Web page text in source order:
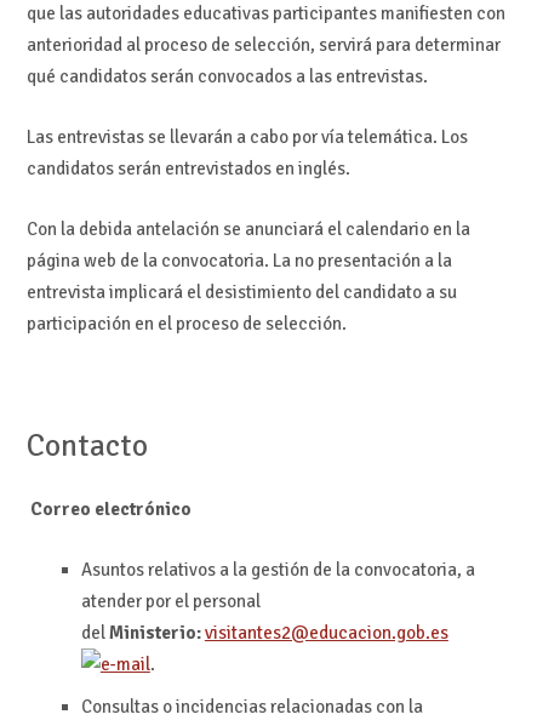
que las autoridades educativas participantes manifiesten con
anterioridad al proceso de selección, servirá para determinar
qué candidatos serán convocados a las entrevistas.
Las entrevistas se llevarán a cabo por vía telemática. Los
candidatos serán entrevistados en inglés.
Con la debida antelación se anunciará el calendario en la
página web de la convocatoria. La no presentación a la
entrevista implicará el desistimiento del candidato a su
participación en el proceso de selección.
Contacto
Correo electrónico
Asuntos relativos a la gestión de la convocatoria, a
atender por el personal
delMinisterio:visitantes2@educacion.gob.es
.
Consultas o incidencias relacionadas con la